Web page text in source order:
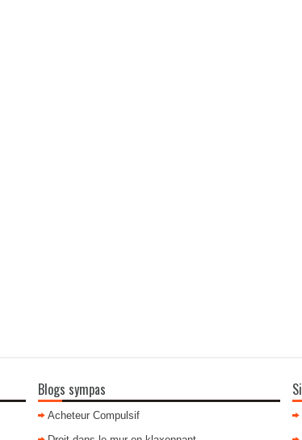
Blogs sympas
Acheteur Compulsif